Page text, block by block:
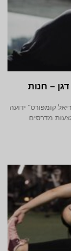
– חנות
קומפורט" ידועה
מדרסים